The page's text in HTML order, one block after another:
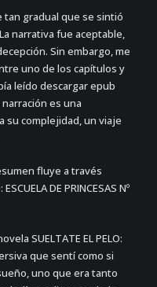
tan gradual que se sintió
narrativa fue aceptable,
Sin embargo, me
uno de los capítulos y
leído descargar epub
es una
su complejidad, un viaje
fluye a través
DE PRINCESAS Nº
SUELTATE EL PELO:
que sentí como si
uno que era tanto